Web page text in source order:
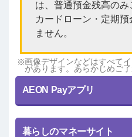
は、普通預金残高のみ
カードローン・定期
ません。
画像デザインなどはすべて
があります。あらかじめご
AEON Payアプリ
暮らしのマネーサイト